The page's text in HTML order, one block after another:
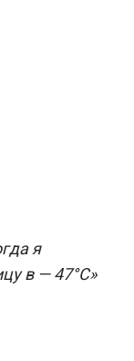
я
в — 47°C»